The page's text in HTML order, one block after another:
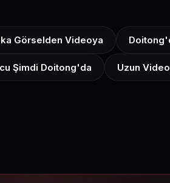
Görselden Videoya
Şimdi Doitong'da Uzun